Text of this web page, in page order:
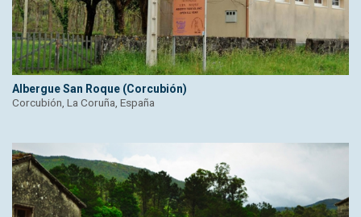
Albergue San Roque (Corcubión)
Corcubión, La Coruña, España